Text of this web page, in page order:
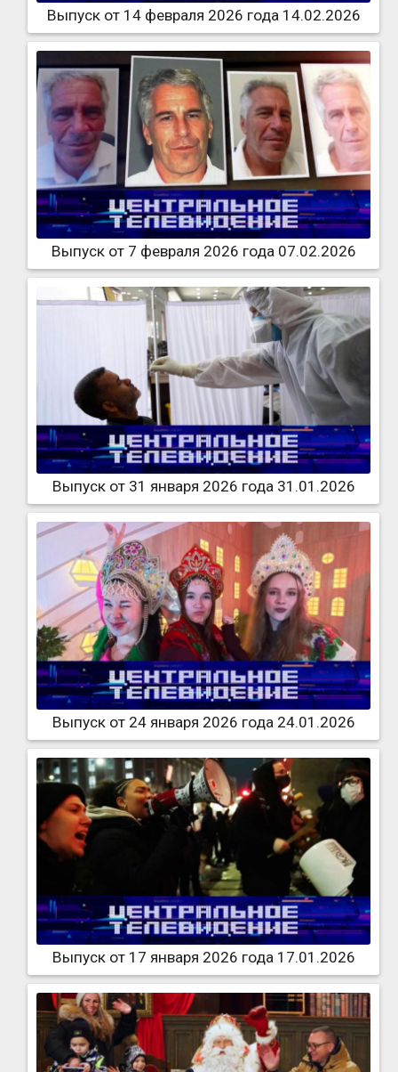
Выпуск от 14 февраля 2026 года 14.02.2026
Выпуск от 7 февраля 2026 года 07.02.2026
Выпуск от 31 января 2026 года 31.01.2026
Выпуск от 24 января 2026 года 24.01.2026
Выпуск от 17 января 2026 года 17.01.2026